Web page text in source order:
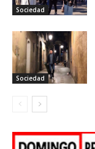
Sociedad
Sociedad